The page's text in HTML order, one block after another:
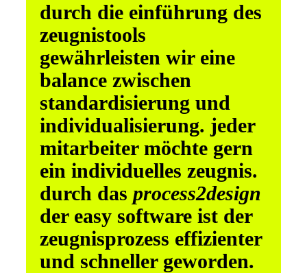
durch die einführung des
zeugnistools
gewährleisten wir eine
balance zwischen
standardisierung und
individualisierung. jeder
mitarbeiter möchte gern
ein individuelles zeugnis.
durch das process2design
der easy software ist der
zeugnisprozess effizienter
und schneller geworden.